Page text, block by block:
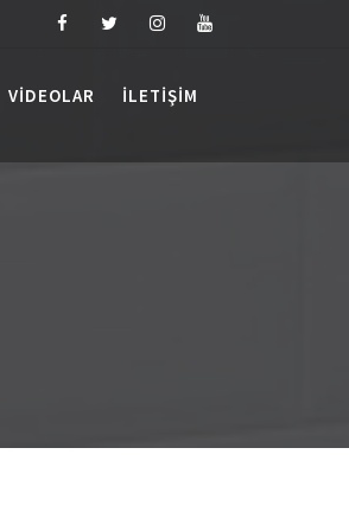
VIDEOLAR İLETIŞIM